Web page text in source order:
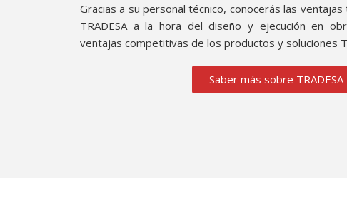
Gracias a su personal técnico, conocerás las
TRADESA a la hora del diseño y ejecución en
ventajas competitivas de los productos y soluciones
Saber más sobre TRADESA